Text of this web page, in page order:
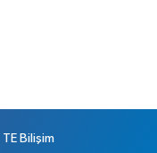
TE Bilişim